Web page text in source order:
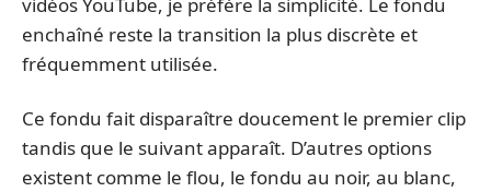
vidéos YouTube, je préfère la simplicité. Le fondu
enchaîné reste la transition la plus discrète et
fréquemment utilisée.
Ce fondu fait disparaître doucement le premier clip
tandis que le suivant apparaît. D’autres options
existent comme le flou, le fondu au noir, au blanc,